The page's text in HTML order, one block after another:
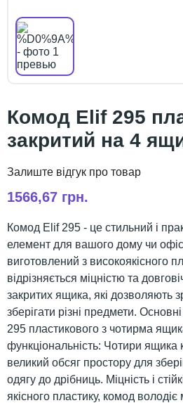
Комод Elif 295
закритий на 4
1566,67 грн.
Комод Elif 295 - це стильний і
елемент для вашого дому чи
виготовлений з високоякісного
відрізняється міцністю та
закритих ящика, які дозволяють
зберігати різні предмети.
295 пластикового з чотирма
функціональність: Чотири
великий обсяг простору для
одягу до дрібниць. Міцність і
якісного пластику, комод володіє